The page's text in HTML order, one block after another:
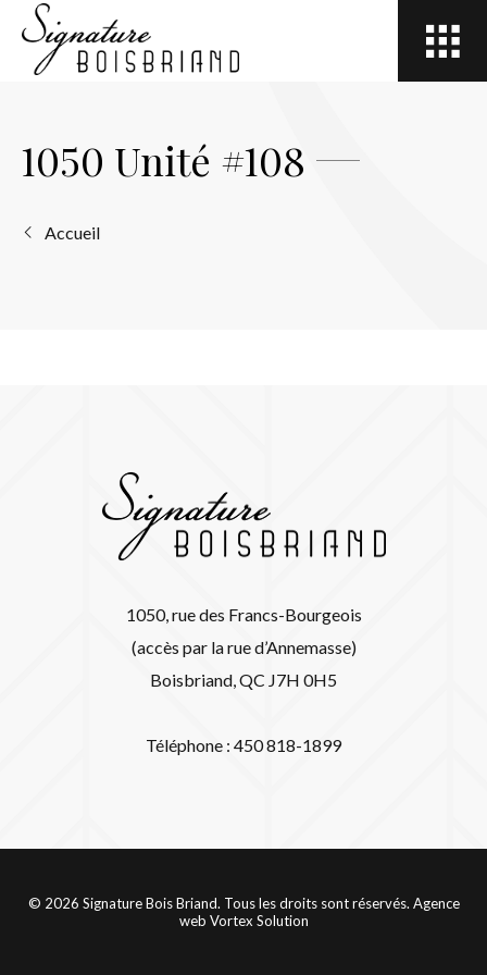
Open
navigation
Accueil
1050 Unité #108
1050, rue des Francs-Bourgeois
(accès par la rue d’Annemasse)
Boisbriand, QC J7H 0H5
Téléphone : 450 818-1899
© 2026 Signature Bois Briand. Tous les droits sont réservés. Agence
web Vortex Solution